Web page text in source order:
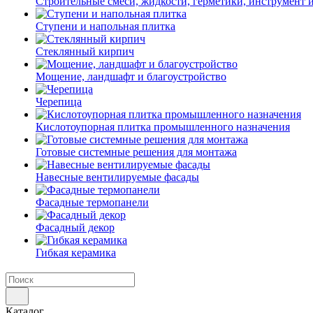
Ступени и напольная плитка
Cтеклянный кирпич
Мощение, ландшафт и благоустройство
Черепица
Кислотоупорная плитка промышленного назначения
Готовые системные решения для монтажа
Навесные вентилируемые фасады
Фасадные термопанели
Фасадный декор
Гибкая керамика